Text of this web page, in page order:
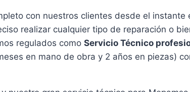
con nuestros clientes desde el
realizar cualquier tipo de reparación o
regulados como Servicio Técnico
en mano de obra y 2 años en piezas)